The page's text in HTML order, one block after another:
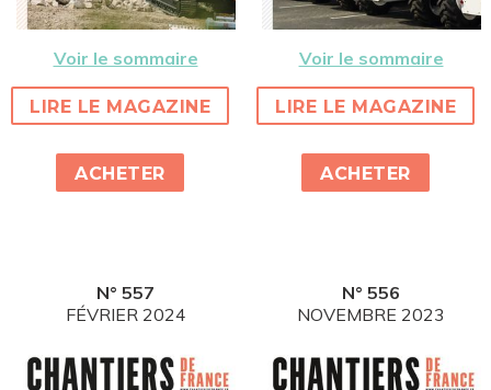
Voir le sommaire
LIRE LE MAGAZINE
ACHETER
Voir le sommaire
LIRE LE MAGAZINE
ACHETER
N° 557
FÉVRIER 2024
N° 556
NOVEMBRE 2023